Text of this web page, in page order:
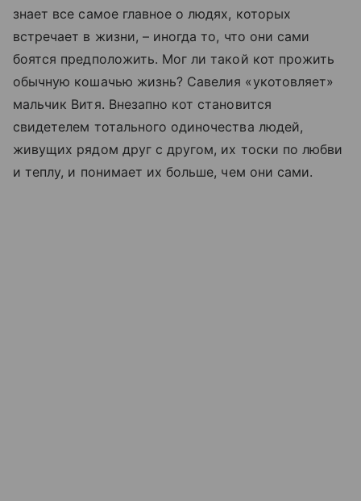
знает все самое главное о людях, которых
встречает в жизни, – иногда то, что они сами
боятся предположить. Мог ли такой кот прожить
обычную кошачью жизнь? Савелия «укотовляет»
мальчик Витя. Внезапно кот становится
свидетелем тотального одиночества людей,
живущих рядом друг с другом, их тоски по любви
и теплу, и понимает их больше, чем они сами.